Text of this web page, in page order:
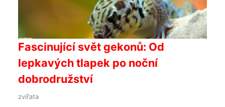
Fascinující svět gekonů: Od
lepkavých tlapek po noční
dobrodružství
zvířata